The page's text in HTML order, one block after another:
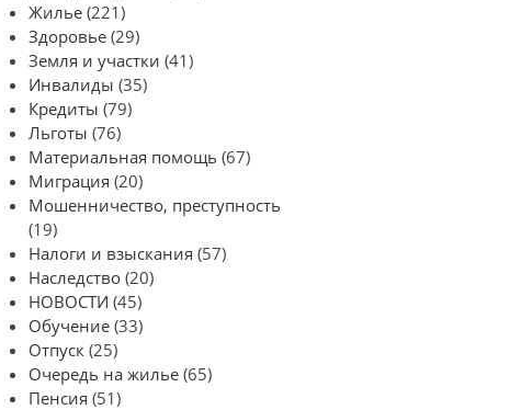
Жилье (221)
Здоровье (29)
Земля и участки (41)
Инвалиды (35)
Кредиты (79)
Льготы (76)
Материальная помощь (67)
Миграция (20)
Мошенничество, преступность
(19)
Налоги и взыскания (57)
Наследство (20)
НОВОСТИ (45)
Обучение (33)
Отпуск (25)
Очередь на жилье (65)
Пенсия (51)